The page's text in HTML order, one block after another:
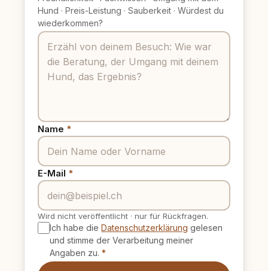
Hund · Preis-Leistung · Sauberkeit · Würdest du
wiederkommen?
Name *
E-Mail *
Wird nicht veröffentlicht · nur für Rückfragen.
Ich habe dieDatenschutzerklärung gelesen
und stimme der Verarbeitung meiner
Angaben zu. *